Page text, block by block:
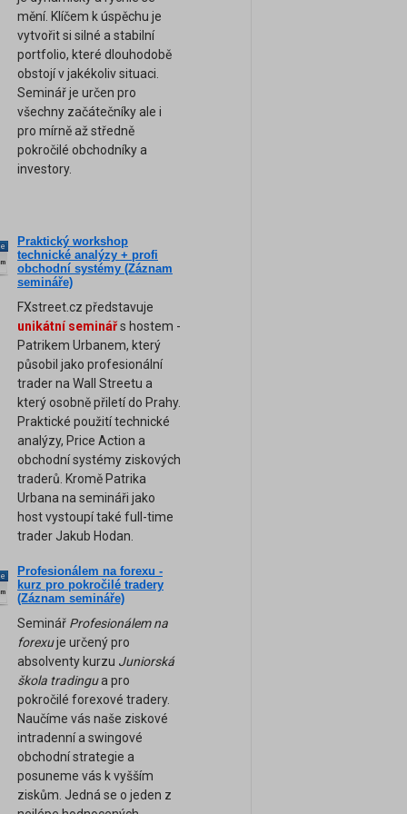
mění. Klíčem k úspěchu je
vytvořit si silné a stabilní
portfolio, které dlouhodobě
obstojí v jakékoliv situaci.
Seminář je určen pro
všechny začátečníky ale i
pro mírně až středně
pokročilé obchodníky a
investory.
Praktický workshop
technické analýzy + profi
obchodní systémy (Záznam
semináře)
FXstreet.cz představuje
unikátní seminářs hostem -
Patrikem Urbanem, který
působil jako profesionální
trader na Wall Streetu a
který osobně přiletí do Prahy.
Praktické použití technické
analýzy, Price Action a
obchodní systémy ziskových
traderů. Kromě Patrika
Urbana na semináři jako
host vystoupí také full-time
trader Jakub Hodan.
Profesionálem na forexu -
kurz pro pokročilé tradery
(Záznam semináře)
Seminář Profesionálem na
forexuje určený pro
absolventy kurzu Juniorská
škola tradingua pro
pokročilé forexové tradery.
Naučíme vás naše ziskové
intradenní a swingové
obchodní strategie a
posuneme vás k vyšším
ziskům. Jedná se o jeden z